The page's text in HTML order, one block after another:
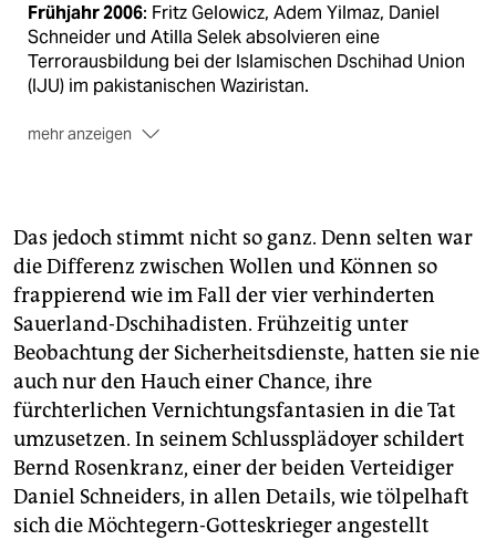
Frühjahr 2006: Fritz Gelowicz, Adem Yilmaz, Daniel
Schneider und Atilla Selek absolvieren eine
Terrorausbildung bei der Islamischen Dschihad Union
(IJU) im pakistanischen Waziristan.
mehr anzeigen
Februar 2007 : Selek beschafft Sprengzünder in der
Türkei.
Frühjahr 2007: Gelowicz beschafft 12 Kanister mit
insgesamt 730 Litern Wasserstoffperoxid bei einem
Chemikalienhändler. Fahnder tauschen die Flüssigkeit
heimlich aus.
2. September 2007: Gelowicz, Yilmaz und Schneider
ziehen in ein Ferienhaus im sauerländischen
Medebach-Oberschledorn ein.
4. September 2007 : Gelowicz, Yilmaz und Schneider
werden von der GSG 9 festgenommen.
Das jedoch stimmt nicht so ganz. Denn selten war
die Differenz zwischen Wollen und Können so
frappierend wie im Fall der vier verhinderten
Sauerland-Dschihadisten. Frühzeitig unter
Beobachtung der Sicherheitsdienste, hatten sie nie
auch nur den Hauch einer Chance, ihre
fürchterlichen Vernichtungsfantasien in die Tat
umzusetzen. In seinem Schlussplädoyer schildert
Bernd Rosenkranz, einer der beiden Verteidiger
Daniel Schneiders, in allen Details, wie tölpelhaft
sich die Möchtegern-Gotteskrieger angestellt